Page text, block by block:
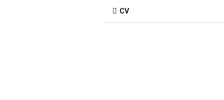
CV